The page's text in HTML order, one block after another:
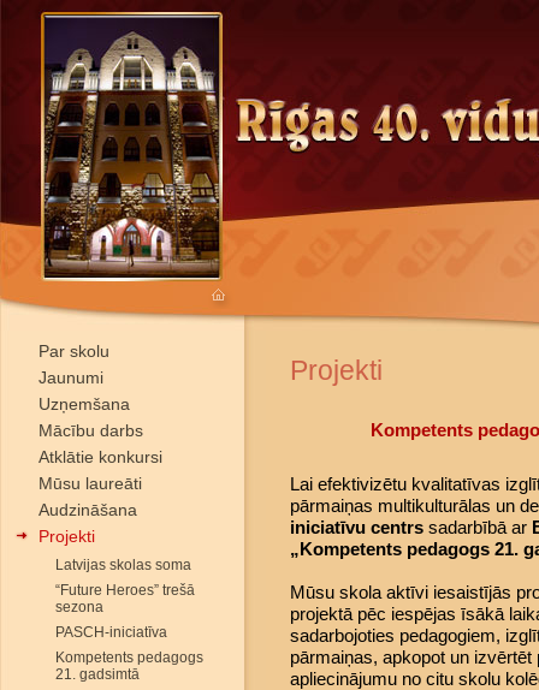
Par skolu
Jaunumi
Uzņemšana
Mācību darbs
Atklātie konkursi
Mūsu laureāti
Audzināšana
Projekti
Latvijas skolas soma
“Future Heroes” trešā
sezona
PASCH-iniciatīva
Kompetents pedagogs
21. gadsimtā
Projekti
Kompetents
Lai efektivizētu kvalitatīvas
pārmaiņas multikulturālas un
iniciatīvu centrs sadarbībā ar
„Kompetents pedagogs 21.
Mūsu skola aktīvi iesaistījās
projektā pēc iespējas īsākā
sadarbojoties pedagogiem,
pārmaiņas, apkopot un
apliecinājumu no citu skolu